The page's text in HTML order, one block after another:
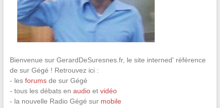
Bienvenue sur GerardDeSuresnes.fr, le site interned' référence
de sur Gégé ! Retrouvez ici :
- les forumsde sur Gégé
- tous les débats en audioet vidéo
- la nouvelle Radio Gégé sur mobile